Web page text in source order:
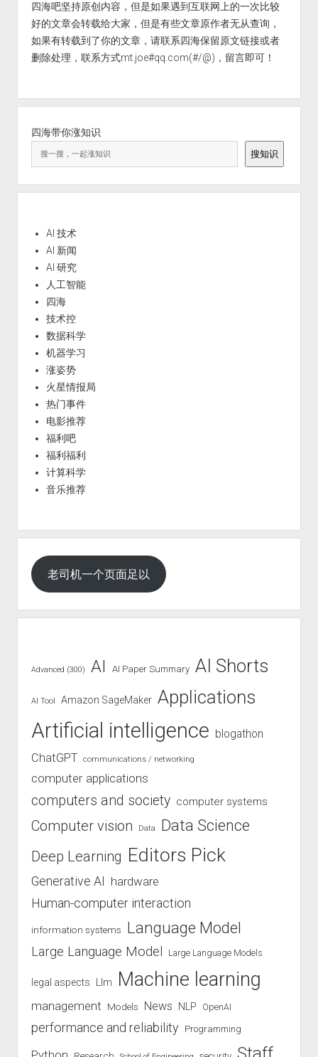
四海吧坚持原创内容，但是如果遇到互联网上的一次比较
好的文章会转载给大家，但是有些文章原作者无从查询，
如果有转载到了你的文章，请联系四海保留原文链接或者
删除处理，联系方式mt.joe#qq.com(#/@)，留言即可！
四海带你涨知识
搜知识
AI 技术
AI 新闻
AI 研究
人工智能
四海
技术控
数据科学
机器学习
涨姿势
火星情报局
热门事件
电影推荐
福利吧
福利福利
计算科学
音乐推荐
老司机一个页面足以
Advanced (300) AI AI Paper Summary AI Shorts
AI Tool Amazon SageMaker Applications
Artificial intelligence blogathon
ChatGPT communications / networking
computer applications
computers and society computer systems
Computer vision Data Data Science
Deep Learning Editors Pick
Generative AI hardware
Human-computer interaction
information systems Language Model
Large Language Model Large Language Models
legal aspects Llm Machine learning
management Models News NLP OpenAI
performance and reliability Programming